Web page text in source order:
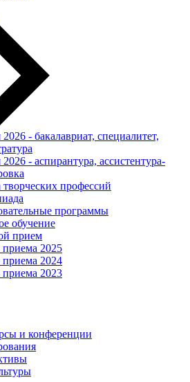
- бакалавриат, специалитет,
- аспирантура, ассистентура-
профессий
программы
обучение
прием
2025
2024
2023
и конференции